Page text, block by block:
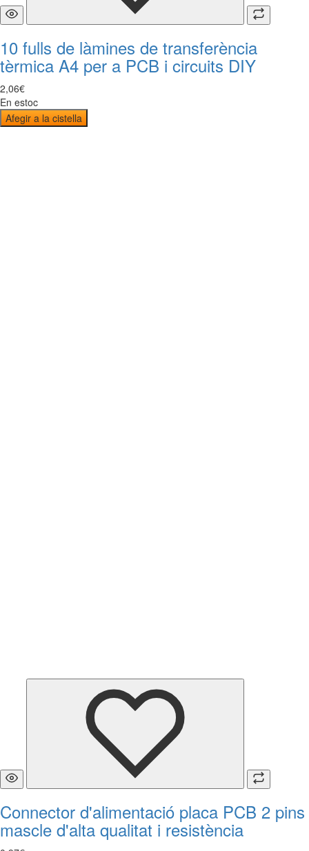
10 fulls de làmines de transferència
tèrmica A4 per a PCB i circuits DIY
2,06€
En estoc
Afegir a la cistella
Connector d'alimentació placa PCB 2 pins
mascle d'alta qualitat i resistència